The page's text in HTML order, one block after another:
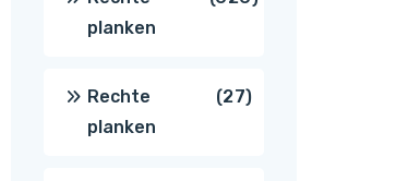
planken
Rechte
planken
2727